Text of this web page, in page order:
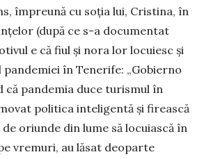
împreună cu soţia lui, Cristina, în
(după ce s-a documen­tat
e că fiul și nora lor locuiesc și
în Tenerife: „Gobierno
că pan­demia duce turismul în
politica inteligentă și firească
oriunde din lume să locuiască în
vremuri, au lăsat deoparte